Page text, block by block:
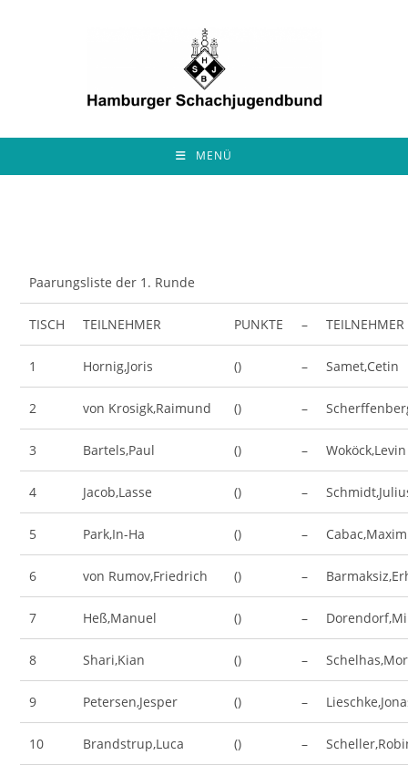
MENÜ
Paarungsliste der 1. Runde
TISCH TEILNEHMER PUNKTE – TEILNEHMER
1 Hornig,Joris () – Samet,Cetin
2 von Krosigk,Raimund () –
3 Bartels,Paul () – Woköck,Levin
4 Jacob,Lasse () –
5 Park,In-Ha () – Cabac,Maxim
6 von Rumov,Friedrich () –
7 Heß,Manuel () –
8 Shari,Kian () –
9 Petersen,Jesper () –
10 Brandstrup,Luca () –